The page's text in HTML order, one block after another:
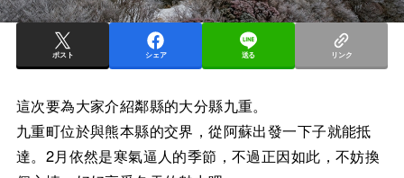
ポスト シェア 送る リンク
這次要為大家介紹鄰縣的大分縣九重。
九重町位於與熊本縣的交界，從阿蘇出發一下子就能抵
達。2月依然是寒氣逼人的季節，不過正因如此，不妨換